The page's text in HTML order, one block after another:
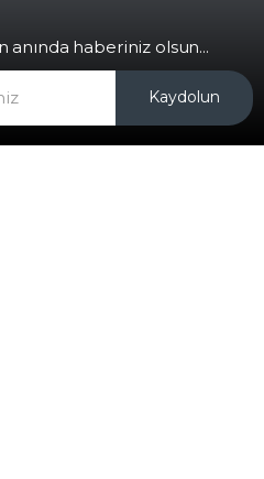
haberiniz olsun...
Kaydolun